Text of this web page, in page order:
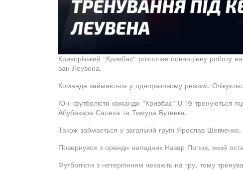
Криворізький "Кривбас" розпочав повноцінну роботу
ван Леувена.
Команда займається у одноразовому режимі.
Юні футболісти команди "Кривбас" U-19 тренуються
Абубакара Салеха та Тимура Бутенка.
Також займається у загальній групі Ярослав
Повернувся з оренди нападник Назар Попов, який
Футболісти з нетерпінням чекають на гру, тому